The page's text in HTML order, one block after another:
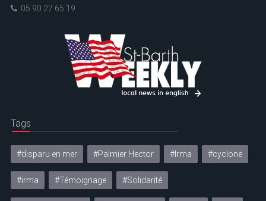
05 90 27 65 19
Tags
#disparu en mer #Palmier Hector #Irma #cyclone
#irma #Témoignage #Solidarité